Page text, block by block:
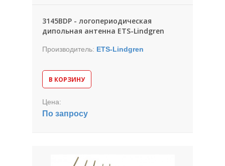
3145BDP - логопериодическая
дипольная антенна ETS-Lindgren
Производитель: ETS-Lindgren
В КОРЗИНУ
Цена:
По запросу